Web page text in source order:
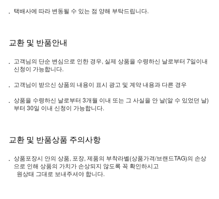
택배사에 따라 변동될 수 있는 점 양해 부탁드립니다.
교환 및 반품안내
고객님의 단순 변심으로 인한 경우, 실제 상품을 수령하신 날로부터 7일이내
신청이 가능합니다.
고객님이 받으신 상품의 내용이 표시 광고 및 계약 내용과 다른 경우
상품을 수령하신 날로부터 3개월 이내 또는 그 사실을 안 날(알 수 있었던 날)
부터 30일 이내 신청이 가능합니다.
교환 및 반품상품 주의사항
상품포장시 안의 상품, 포장, 제품의 부착라벨(상품가격/브랜드TAG)의 손상
으로 인해 상품의 가치가 손상되지 않도록 꼭 확인하시고
원상태 그대로 보내주셔야 합니다.